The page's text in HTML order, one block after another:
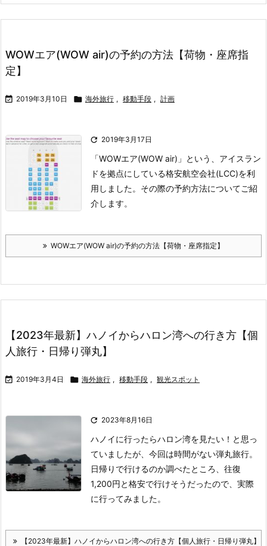
WOWエア(WOW air)の予約の方法【荷物・座席指
定】
 2019年3月10日  海外旅行 , 移動手段 , 計画
 2019年3月17日
「WOWエア(WOW air)」という、アイスラン
ドを拠点にしている格安航空会社(LCC)を利
用しました。 その際の予約方法についてご紹
介します。
WOWエア(WOW air)の予約の方法【荷物・座席指定】
【2023年最新】ハノイからハロン湾への行き方【個
人旅行・日帰り弾丸】
 2019年3月4日  海外旅行 , 移動手段 , 観光スポット
 2023年8月16日
ハノイに行ったらハロン湾を見たい！と思っ
ていましたが、今回は時間がない弾丸旅行。
日帰りで行けるのか調べたところ、往復
1,200円と格安で行けそうだったので、実際
に行ってみました。
【2023年最新】ハノイからハロン湾への行き方【個人旅行・日帰り弾丸】